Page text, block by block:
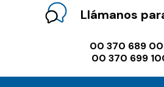
Llámanos
00 370 689
00 370 699